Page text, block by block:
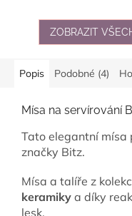
ZOBRAZIT
Popis Podobné (4)
Mísa na servírování
Tato elegantní mísa
značky Bitz.
Mísa a talíře z
keramiky a díky
lesk.